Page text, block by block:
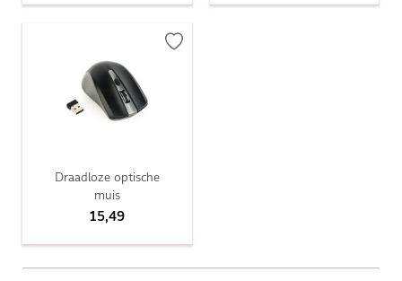
Draadloze optische
muis
15,49